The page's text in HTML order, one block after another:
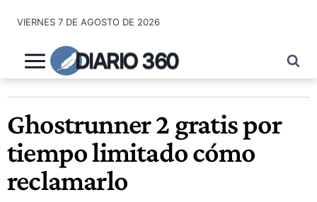
contenido
VIERNES 7 DE AGOSTO DE 2026
DIARIO 360
Ghostrunner 2 gratis por
tiempo limitado cómo
reclamarlo